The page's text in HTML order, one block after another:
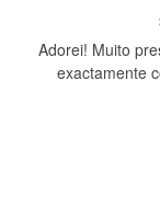
Adorei! Muito
exactamente